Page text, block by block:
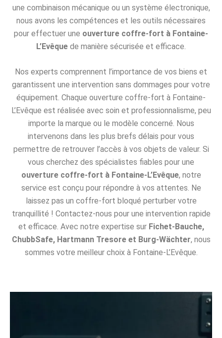
une combinaison mécanique ou un système électronique,
nous avons les compétences et les outils nécessaires
pour effectuer une ouverture coffre-fort à Fontaine-
L’Evêque de manière sécurisée et efficace.
Nos experts comprennent l’importance de vos biens et
garantissent une intervention sans dommages pour votre
équipement. Chaque ouverture coffre-fort à Fontaine-
L’Evêque est réalisée avec soin et professionnalisme, peu
importe la marque ou le modèle concerné. Nous
intervenons dans les plus brefs délais pour vous
permettre de retrouver l’accès à vos objets de valeur. Si
vous cherchez des spécialistes fiables pour une
ouverture coffre-fort à Fontaine-L’Evêque, notre
service est conçu pour répondre à vos attentes. Ne
laissez pas un coffre-fort bloqué perturber votre
tranquillité ! Contactez-nous pour une intervention rapide
et efficace. Avec notre expertise sur Fichet-Bauche,
ChubbSafe, Hartmann Tresore et Burg-Wächter, nous
sommes votre meilleur choix à Fontaine-L’Evêque.